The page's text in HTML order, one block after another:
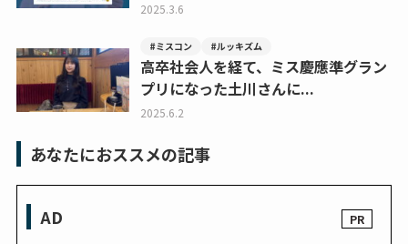
2025.3.6
#ミスコン #ルッキズム
高卒社会人を経て、ミス慶應準グラン
プリになった土川さんに...
2025.6.2
あなたにおススメの記事
AD